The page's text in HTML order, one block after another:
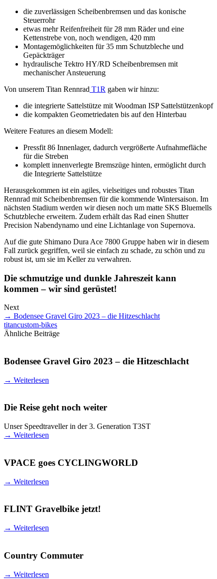
die zuverlässigen Scheibenbremsen und das konische
Steuerrohr
etwas mehr Reifenfreiheit für 28 mm Räder und eine
Kettenstrebe von, noch wendigen, 420 mm
Montagemöglichkeiten für 35 mm Schutzbleche und
Gepäckträger
hydraulische Tektro HY/RD Scheibenbremsen mit
mechanischer Ansteuerung
Von unserem Titan Rennrad T1R gaben wir hinzu:
die integrierte Sattelstütze mit Woodman ISP Sattelstützenkopf
die kompakten Geometriedaten bis auf den Hinterbau
Weitere Features an diesem Modell:
Pressfit 86 Innenlager, dadurch vergrößerte Aufnahmefläche
für die Streben
komplett innenverlegte Bremszüge hinten, ermöglicht durch
die Integrierte Sattelstütze
Herausgekommen ist ein agiles, vielseitiges und robustes Titan
Rennrad mit Scheibenbremsen für die kommende Wintersaison. Im
nächsten Stadium werden wir diesen noch um matte SKS Bluemells
Schutzbleche erweitern. Zudem erhält das Rad einen Shutter
Precision Nabendynamo und eine Lichtanlage von Supernova.
Auf die gute Shimano Dura Ace 7800 Gruppe haben wir in diesem
Fall zurück gegriffen, weil sie einfach zu schade, zu schön und zu
robust ist, um sie im Keller zu verwahren.
Die schmutzige und dunkle Jahreszeit kann
kommen – wir sind gerüstet!
Next
→ Bodensee Gravel Giro 2023 – die Hitzeschlacht
titancustom-bikes
Ähnliche Beiträge
Bodensee Gravel Giro 2023 – die Hitzeschlacht
→ Weiterlesen
Die Reise geht noch weiter
Unser Speedtraveller in der 3. Generation T3ST
→ Weiterlesen
VPACE goes CYCLINGWORLD
→ Weiterlesen
FLINT Gravelbike jetzt!
→ Weiterlesen
Country Commuter
→ Weiterlesen